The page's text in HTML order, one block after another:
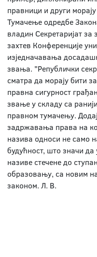
правници и други
Тумачење одредбе
владин Секретаријат за
захтев Конференције
изједначавања
звања. "Републички
сматра да морају бити
правна сигурност
звање у складу са
правном тумачењу.
задржавања права на
назива односи не само
будућност, што значи да
називе стечене до
образовању, са новим
законом. Л. В.